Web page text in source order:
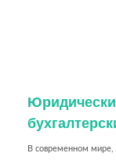
В современном мире,